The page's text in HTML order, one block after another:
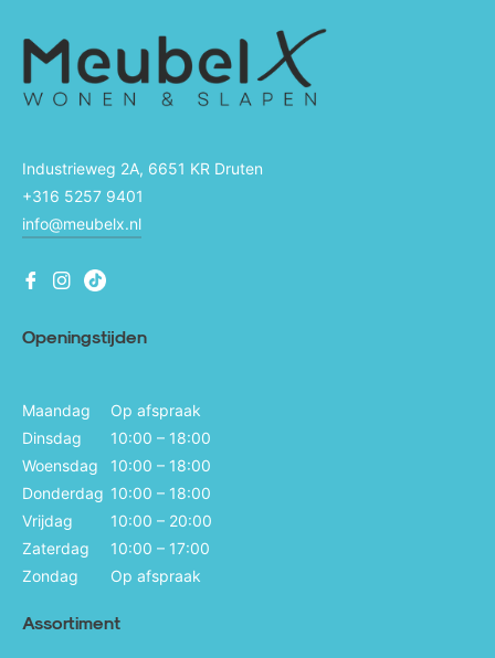
Industrieweg 2A, 6651 KR Druten
+316 5257 9401
info@meubelx.nl
Fb Ins Ins
Openingstijden
Maandag
Op afspraak
Dinsdag
10:00 – 18:00
Woensdag
10:00 – 18:00
Donderdag 10:00 – 18:00
Vrijdag
10:00 – 20:00
Zaterdag
10:00 – 17:00
Zondag
Op afspraak
Assortiment